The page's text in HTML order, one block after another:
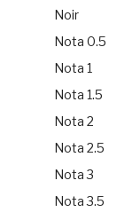
Noir
Nota 0.5
Nota 1
Nota 1.5
Nota 2
Nota 2.5
Nota 3
Nota 3.5